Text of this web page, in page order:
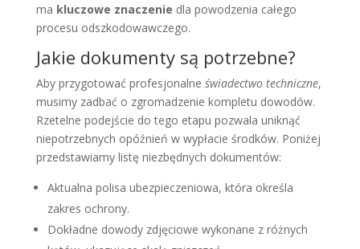
ma kluczowe znaczenie dla powodzenia całego
procesu odszkodowawczego.
Jakie dokumenty są potrzebne?
Aby przygotować profesjonalne świadectwo techniczne,
musimy zadbać o zgromadzenie kompletu dowodów.
Rzetelne podejście do tego etapu pozwala uniknąć
niepotrzebnych opóźnień w wypłacie środków. Poniżej
przedstawiamy listę niezbędnych dokumentów:
Aktualna polisa ubezpieczeniowa, która określa
zakres ochrony.
Dokładne dowody zdjęciowe wykonane z różnych